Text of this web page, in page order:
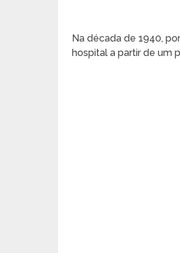
Na década de 1940,
hospital a partir de um